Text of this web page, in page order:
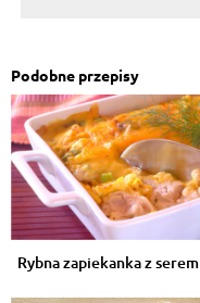
Podobne przepisy
Rybna zapiekanka z serem